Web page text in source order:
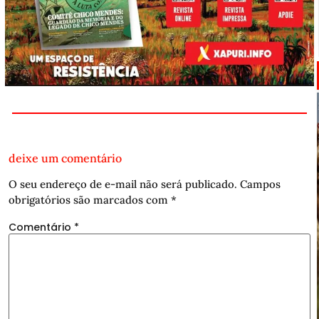
deixe um comentário
O seu endereço de e-mail não será publicado. Campos
obrigatórios são marcados com *
Comentário *